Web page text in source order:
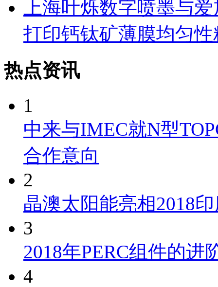
上海叶烁数字喷墨与
打印钙钛矿薄膜均匀
热点资讯
1
中来与IMEC就N型
合作意向
2
晶澳太阳能亮相2018
3
2018年PERC组件的进
4